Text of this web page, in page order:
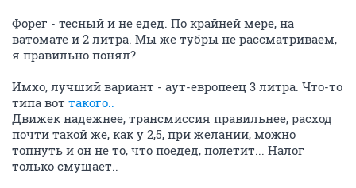
Форег - тесный и не едед. По крайней мере, на
ватомате и 2 литра. Мы же тубры не рассматриваем,
я правильно понял?
Имхо, лучший вариант - аут-европеец 3 литра. Что-то
типа вот такого..
Движек надежнее, трансмиссия правильнее, расход
почти такой же, как у 2,5, при желании, можно
топнуть и он не то, что поедед, полетит... Налог
только смущает..